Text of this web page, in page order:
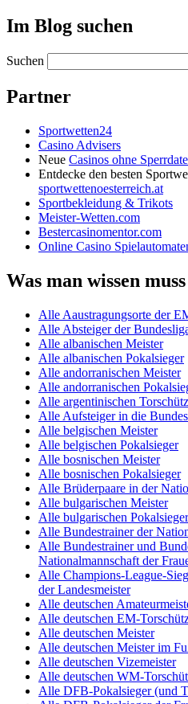
Im Blog suchen
Suchen
Partner
Sportwetten24
Casino Advisers
Neue Casinos ohne
Entdecke den besten
sportwettenoesterreich.at
Sportbekleidung & Trikots
Meister-Wetten.com
Bestercasinomentor.com
Online Casino
Was man wissen muss
Alle Aaustragungsorte der
Alle Absteiger der
Alle albanischen Meister
Alle albanischen Pokalsieger
Alle andorranischen Meister
Alle andorranischen
Alle argentinischen
Alle Aufsteiger in die
Alle belgischen Meister
Alle belgischen Pokalsieger
Alle bosnischen Meister
Alle bosnischen Pokalsieger
Alle Brüderpaare in der
Alle bulgarischen Meister
Alle bulgarischen Pokalsieger
Alle Bundestrainer der
Alle Bundestrainer und
Nationalmannschaft der
Alle Champions-League-
der Landesmeister
Alle deutschen
Alle deutschen EM-
Alle deutschen Meister
Alle deutschen Meister im
Alle deutschen Vizemeister
Alle deutschen WM-
Alle DFB-Pokalsieger (und